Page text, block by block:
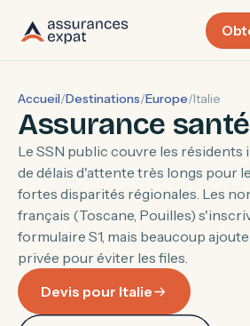
Accueil/Destinations/Europe/Italie
Assurance
Le SSN public couvre les
de délais d'attente très longs pour
fortes disparités régionales. Les
français (Toscane, Pouilles)
formulaire S1, mais beaucoup
privée pour éviter les files.
Devis pour Italie